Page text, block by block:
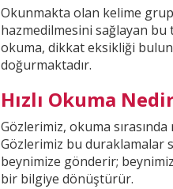
Okunmakta olan kelime
hazmedilmesini sağlayan bu
okuma, dikkateksikliği
doğurmaktadır.
Hızlı Okuma
Gözlerimiz, okuma
Gözlerimiz bu duraklamalar
beynimize gönderir;
bir bilgiye dönüştürür.